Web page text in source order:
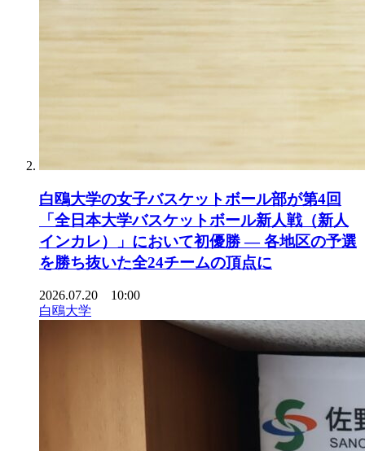
白鴎大学の女子バスケットボール部が第4回
「全日本大学バスケットボール新人戦（新人
インカレ）」において初優勝 ― 各地区の予選
を勝ち抜いた全24チームの頂点に
2026.07.20 10:00
白鴎大学